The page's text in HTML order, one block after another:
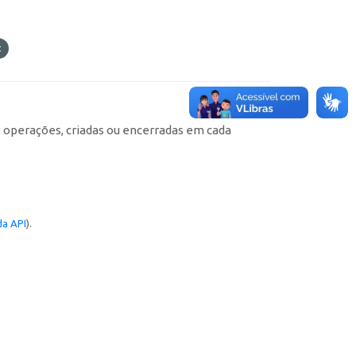
criadas ou encerradas em cada
API).